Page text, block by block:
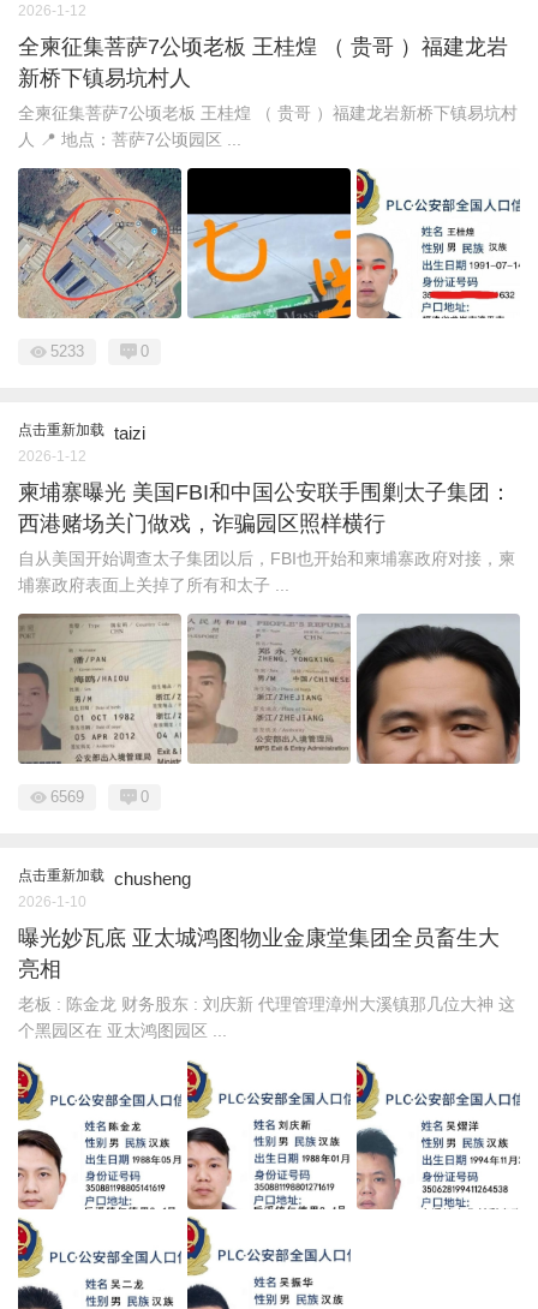
2026-1-12
全柬征集菩萨7公顷老板 王桂煌 （ 贵哥 ）福建龙岩
新桥下镇易坑村人
全柬征集菩萨7公顷老板 王桂煌 （ 贵哥 ）福建龙岩新桥下镇易坑村
人 📍 地点：菩萨7公顷园区 ...
5233 0
点击重新加载 taizi
2026-1-12
柬埔寨曝光 美国FBI和中国公安联手围剿太子集团：
西港赌场关门做戏，诈骗园区照样横行
自从美国开始调查太子集团以后，FBI也开始和柬埔寨政府对接，柬
埔寨政府表面上关掉了所有和太子 ...
6569 0
点击重新加载 chusheng
2026-1-10
曝光妙瓦底 亚太城鸿图物业金康堂集团全员畜生大
亮相
老板 : 陈金龙 财务股东 : 刘庆新 代理管理漳州大溪镇那几位大神 这
个黑园区在 亚太鸿图园区 ...